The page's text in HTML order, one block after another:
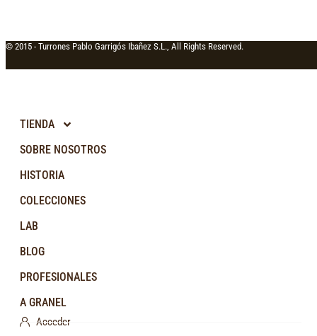
© 2015 - Turrones Pablo Garrigós Ibañez S.L., All Rights Reserved.
TIENDA
SOBRE NOSOTROS
HISTORIA
COLECCIONES
LAB
BLOG
PROFESIONALES
A GRANEL
Acceder